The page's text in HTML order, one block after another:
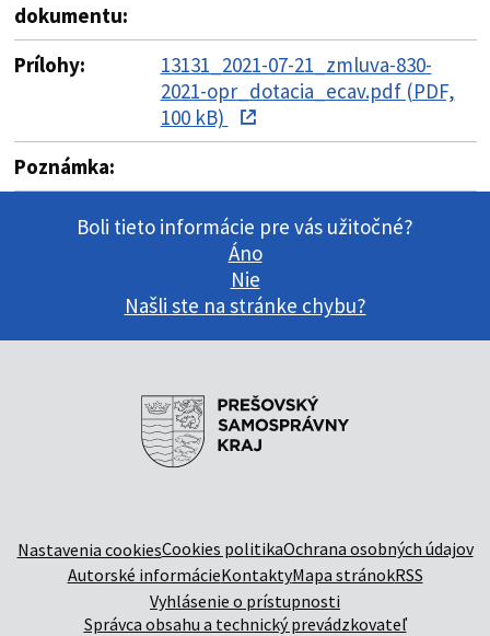
dokumentu:
Prílohy:
13131_2021-07-21_zmluva-830-
2021-opr_dotacia_ecav.pdf (PDF,
100 kB)
Poznámka:
Boli tieto informácie pre vás užitočné?
Áno
Nie
Našli ste na stránke chybu?
Nastavenia cookiesCookies politikaOchrana osobných údajov
Autorské informácieKontaktyMapa stránokRSS
Vyhlásenie o prístupnosti
Správca obsahu a technický prevádzkovateľ